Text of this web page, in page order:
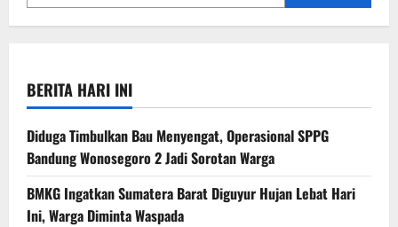
BERITA HARI INI
Diduga Timbulkan Bau Menyengat, Operasional SPPG
Bandung Wonosegoro 2 Jadi Sorotan Warga
BMKG Ingatkan Sumatera Barat Diguyur Hujan Lebat Hari
Ini, Warga Diminta Waspada